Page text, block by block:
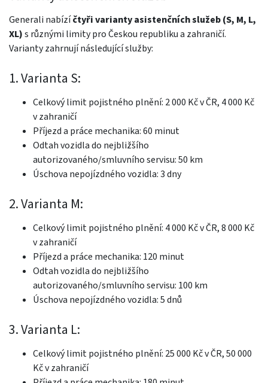
Generali nabízíčtyři varianty asistenčních služeb (S, M, L,
XL)s různými limity pro Českou republiku a zahraničí.
Varianty zahrnují následující služby:
1. Varianta S:
Celkový limit pojistného plnění: 2 000 Kč v ČR, 4 000 Kč
v zahraničí
Příjezd a práce mechanika: 60 minut
Odtah vozidla do nejbližšího
autorizovaného/smluvního servisu: 50 km
Úschova nepojízdného vozidla: 3 dny
2. Varianta M:
Celkový limit pojistného plnění: 4 000 Kč v ČR, 8 000 Kč
v zahraničí
Příjezd a práce mechanika: 120 minut
Odtah vozidla do nejbližšího
autorizovaného/smluvního servisu: 100 km
Úschova nepojízdného vozidla: 5 dnů
3. Varianta L:
Celkový limit pojistného plnění: 25 000 Kč v ČR, 50 000
Kč v zahraničí